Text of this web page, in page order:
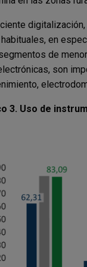
en
de
son
3. Uso de